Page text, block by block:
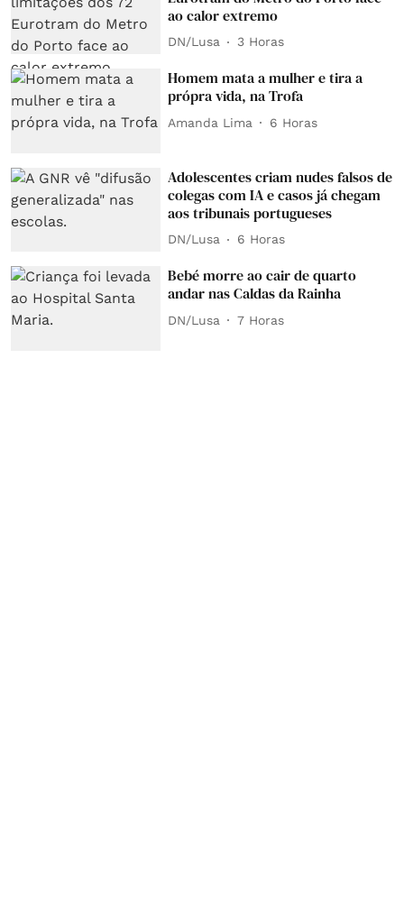
ao calor extremo
DN/Lusa 3 Horas
Homem mata a mulher e tira a
própra vida, na Trofa
Amanda Lima 6 Horas
Adolescentes criam nudes falsos de
colegas com IA e casos já chegam
aos tribunais portugueses
DN/Lusa 6 Horas
Bebé morre ao cair de quarto
andar nas Caldas da Rainha
DN/Lusa 7 Horas